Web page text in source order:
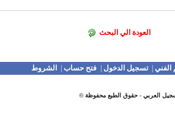
العودة الي البحث
الفني |تسجيل الدخول فتح حساب الشروط